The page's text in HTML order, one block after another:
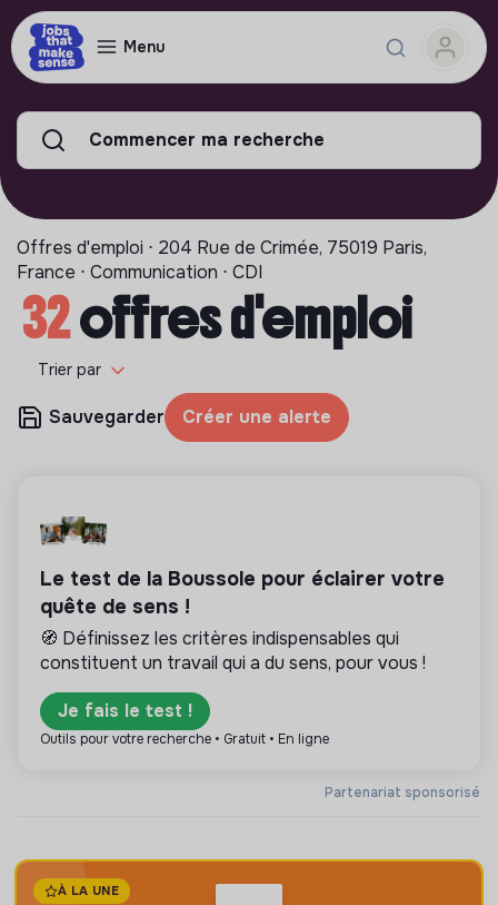
Menu
Commencer ma recherche
Offres d'emploi ⋅ 204 Rue de Crimée, 75019 Paris,
France ⋅ Communication ⋅ CDI
32offres d'emploi
Trier par
Sauvegarder Créer une alerte
Partenariat sponsorisé
Le test de la Boussole pour éclairer votre
quête de sens !
🧭 Définissez les critères indispensables qui
constituent un travail qui a du sens, pour vous !
Je fais le test !
Outils pour votre recherche • Gratuit • En ligne
À LA UNE